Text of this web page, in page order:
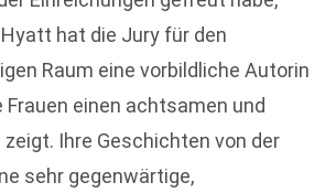
Hyatt hat die Jury für den
Raum eine vorbildliche Autorin
Frauen einen achtsamen und
Ihre Geschichten von der
sehr gegenwärtige,